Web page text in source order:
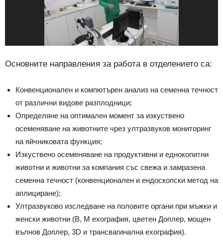
Основните направления за работа в отделението са:
Конвенционален и компютърен анализ на семенна течност
от различни видове разплодници;
Определяне на оптимален момент за изкуствено
осеменяване на животните чрез ултразвуков мониторинг
на яйчниковата функция;
Изкуствено осеменяване на продуктивни и еднокопитни
животни и животни за компания със свежа и замразена
семенна течност (конвенционален и ендоскопски метод на
аплициране);
Ултразвуково изследване на половите органи при мъжки и
женски животни (В, М ехография, цветен Доплер, мощен
вълнов Доплер, 3D и трансвагинална ехография).